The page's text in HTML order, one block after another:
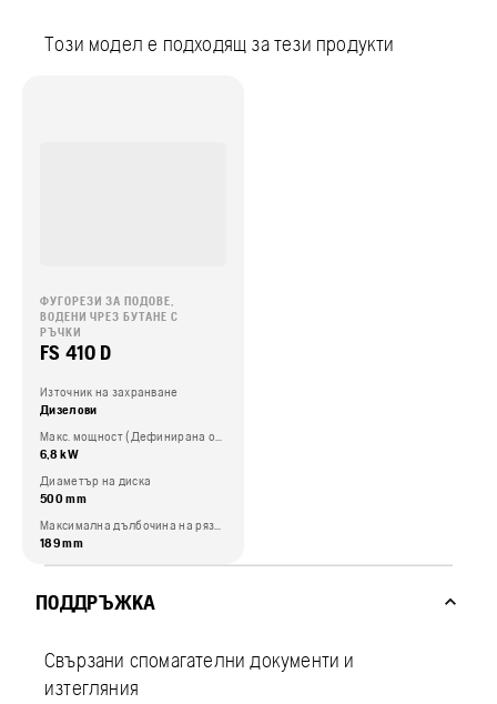
Този модел е подходящ за тези продукти
ФУГОРЕЗИ ЗА ПОДОВЕ,
ВОДЕНИ ЧРЕЗ БУТАНЕ С
РЪЧКИ
FS 410 D
Източник на захранване
Дизелови
Макс. мощност (Дефинирана от производителя)
6,8 kW
Диаметър на диска
500 mm
Максимална дълбочина на рязане
189 mm
ПОДДРЪЖКА
Свързани спомагателни документи и
изтегляния